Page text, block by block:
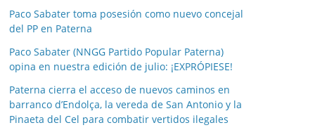
m
e
e
Paco Sabater toma posesión como nuevo concejal
del PP en Paterna
Paco Sabater (NNGG Partido Popular Paterna)
opina en nuestra edición de julio: ¡EXPRÓPIESE!
Paterna cierra el acceso de nuevos caminos en
barranco d’Endolça, la vereda de San Antonio y la
Pinaeta del Cel para combatir vertidos ilegales